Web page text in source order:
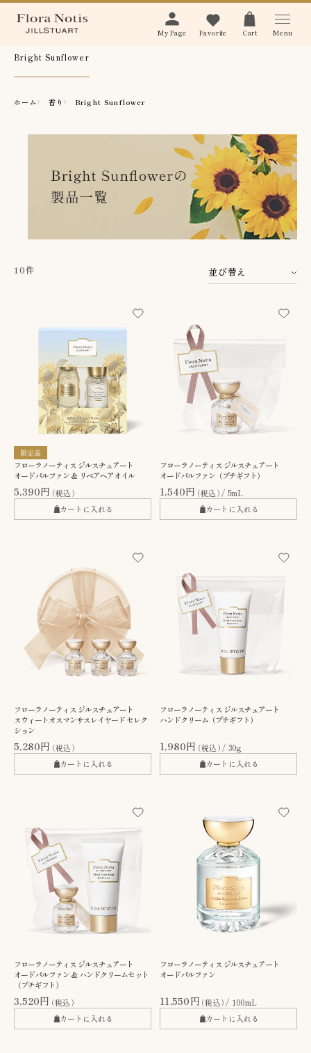
My Page Favorite Cart Menu
Bright Sunflower
ホーム 香り Bright Sunflower
10件 並び替え
フローラノーティス ジルスチュアート
オードパルファン ＆ リペアヘアオイル
5,390円（税込）
カートに入れる
フローラノーティス ジルスチュアート
オードパルファン（プチギフト）
1,540円（税込） 5mL
カートに入れる
フローラノーティス ジルスチュアート
スウィートオスマンサスレイヤード セレク
ション
5,280円（税込）
カートに入れる
フローラノーティス ジルスチュアート
ハンドクリーム（プチギフト）
1,980円（税込） 30g
カートに入れる
フローラノーティス ジルスチュアート
オードパルファン ＆ ハンドクリームセット
（プチギフト）
3,520円（税込）
カートに入れる
フローラノーティス ジルスチュアート
オードパルファン
11,550円（税込） 100mL
カートに入れる